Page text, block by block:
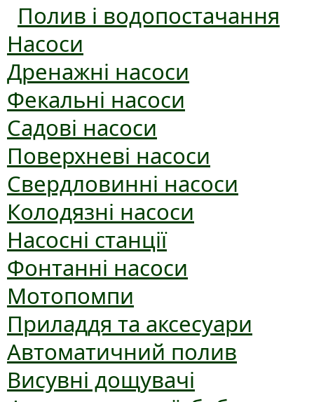
Полив і водопостачання
Насоси
Дренажні насоси
Фекальні насоси
Садові насоси
Поверхневі насоси
Свердловинні насоси
Колодязні насоси
Насосні станції
Фонтанні насоси
Мотопомпи
Приладдя та аксесуари
Автоматичний полив
Висувні дощувачі